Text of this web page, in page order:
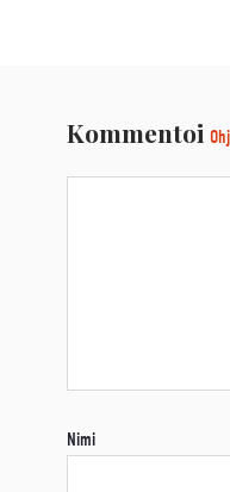
Kommentoi
Nimi